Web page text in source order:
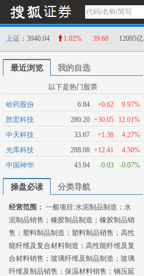
上证 ：3940.04 1.02% 39.68 12095亿
最近浏览 我的自选
以下是热门股票
哈药股份 6.84 +0.62
9.97%
胜宏科技
280.20 +30.05
12.01%
中天科技
33.67 +1.38
4.27%
光库科技
288.08 +12.41
4.50%
中国神华
43.94 -0.03 -0.07%
操盘必读 分类导航
经营范围： 一般项目:水泥制品制造；水
泥制品销售；橡胶制品制造；橡胶制品销
售；塑料制品制造；塑料制品销售；高性
能纤维及复合材料制造；高性能纤维及复
合材料销售；玻璃纤维及制品制造；玻璃
纤维及制品销售；保温材料销售；钢压延